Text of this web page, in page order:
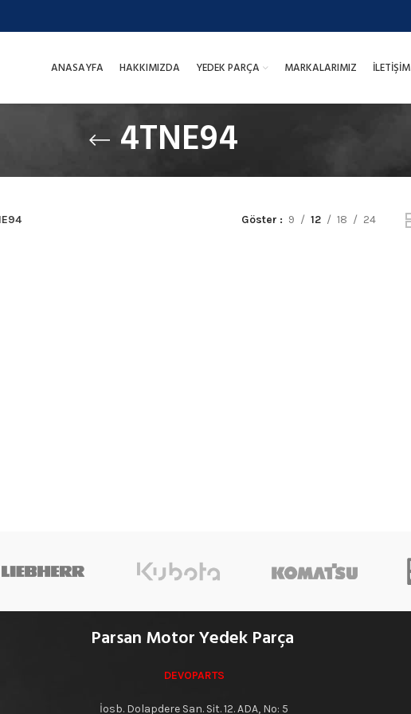
ANASAYFA HAKKIMIZDA YEDEK PARÇA MARKALARIMIZ İLETIŞIM
4TNE94
Göster 9 12 18 24
Parsan Motor Yedek Parça
DEVOPARTS
İosb. Dolapdere San. Sit. 12. ADA, No: 5